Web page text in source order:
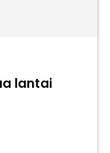
lantai